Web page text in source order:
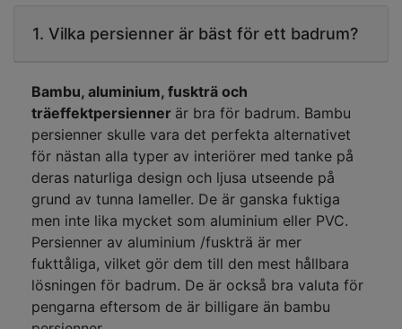
1. Vilka persienner är bäst för ett badrum?
Bambu, aluminium, fuskträ och
träeffektpersienner är bra för badrum. Bambu
persienner skulle vara det perfekta alternativet
för nästan alla typer av interiörer med tanke på
deras naturliga design och ljusa utseende på
grund av tunna lameller. De är ganska fuktiga
men inte lika mycket som aluminium eller PVC.
Persienner av aluminium /fuskträ är mer
fukttåliga, vilket gör dem till den mest hållbara
lösningen för badrum. De är också bra valuta för
pengarna eftersom de är billigare än bambu